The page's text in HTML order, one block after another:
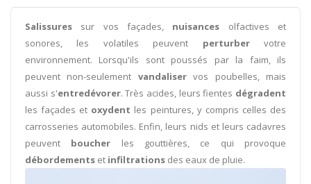
Salissures sur vos façades, nuisances olfactives et
sonores, les volatiles peuvent perturbervotre
environnement. Lorsqu'ils sont poussés par la faim, ils
peuvent non-seulement vandaliservos poubelles, mais
aussi s'entredévorer. Très acides, leurs fientes dégradent
les façades et oxydent les peintures, y compris celles des
carrosseries automobiles. Enfin, leurs nids et leurs cadavres
peuvent boucher les gouttières, ce qui provoque
débordements et infiltrations des eaux de pluie.